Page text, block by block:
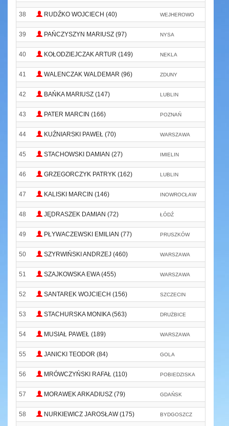
38 RUDŹKO WOJCIECH (40) WEJHEROWO
39 PAŃCZYSZYN MARIUSZ (97) NYSA
40 KOŁODZIEJCZAK ARTUR (149) NEKLA
41 WALENCZAK WALDEMAR (96) ZDUNY
42 BAŃKA MARIUSZ (147) LUBLIN
43 PATER MARCIN (166) POZNAŃ
44 KUŹNIARSKI PAWEŁ (70) WARSZAWA
45 STACHOWSKI DAMIAN (27) IMIELIN
46 GRZEGORCZYK PATRYK (162) LUBLIN
47 KALISKI MARCIN (146) INOWROCŁAW
48 JĘDRASZEK DAMIAN (72) ŁÓDŹ
49 PŁYWACZEWSKI EMILIAN (77) PRUSZKÓW
50 SZYRWIŃSKI ANDRZEJ (460) WARSZAWA
51 SZAJKOWSKA EWA (455) WARSZAWA
52 SANTAREK WOJCIECH (156) SZCZECIN
53 STACHURSKA MONIKA (563) DRUŻBICE
54 MUSIAŁ PAWEŁ (189) WARSZAWA
55 JANICKI TEODOR (84) GOLA
56 MRÓWCZYŃSKI RAFAŁ (110) POBIEDZISKA
57 MORAWEK ARKADIUSZ (79) GDAŃSK
58 NURKIEWICZ JAROSŁAW (175) BYDGOSZCZ